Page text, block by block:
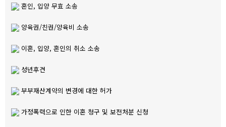
혼인, 입양 무효 소송
양육권/친권/양육비 소송
이혼, 입양, 혼인의 취소 소송
성년후견
부부재산계약의 변경에 대한 허가
가정폭력으로 인한 이혼 청구 및 보전처분 신청